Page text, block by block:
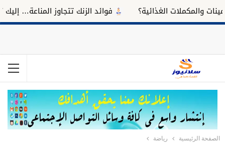
الغذائية؟ فوائد الزنك تتجاوز المناعة… إليك
الصفحة الرئيسية رياضة